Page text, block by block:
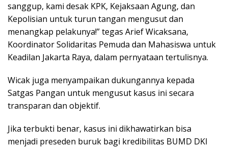
sanggup, kami desak KPK, Kejaksaan Agung, dan
Kepolisian untuk turun tangan mengusut dan
menangkap pelakunya!” tegas Arief Wicaksana,
Koordinator Solidaritas Pemuda dan Mahasiswa untuk
Keadilan Jakarta Raya, dalam pernyataan tertulisnya.
Wicak juga menyampaikan dukungannya kepada
Satgas Pangan untuk mengusut kasus ini secara
transparan dan objektif.
Jika terbukti benar, kasus ini dikhawatirkan bisa
menjadi preseden buruk bagi kredibilitas BUMD DKI